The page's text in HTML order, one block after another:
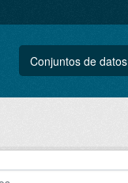
Conjuntos de datos